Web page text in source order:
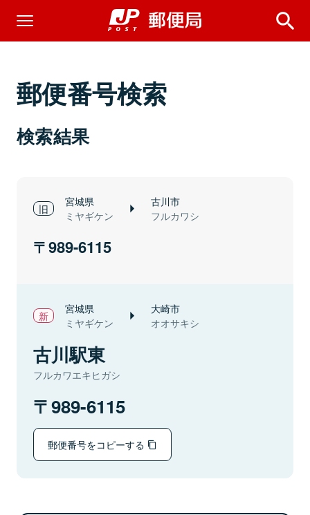
郵便番号検索
検索結果
宮城県
ミヤギケン
古川市
フルカワシ
989-6115
宮城県
ミヤギケン
大崎市
オオサキシ
古川駅東
フルカワエキヒガシ
989-6115
郵便番号をコピーする